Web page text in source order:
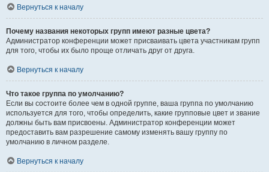
Вернуться к началу
Почему названия некоторых групп имеют разные цвета?
Администратор конференции может присваивать цвета участникам групп
для того, чтобы их было проще отличать друг от друга.
Вернуться к началу
Что такое группа по умолчанию?
Если вы состоите более чем в одной группе, ваша группа по умолчанию
используется для того, чтобы определить, какие групповые цвет и звание
должны быть вам присвоены. Администратор конференции может
предоставить вам разрешение самому изменять вашу группу по
умолчанию в личном разделе.
Вернуться к началу